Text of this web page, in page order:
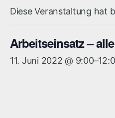
Diese Veranstaltung hat
Arbeitseinsatz –
11. Juni 2022 @ 9:00–